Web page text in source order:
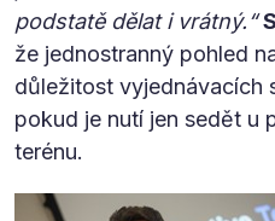
podstatě dělat i vrátný.“
že jednostranný pohled
důležitost vyjednávacích
pokud je nutí jen sedět u
terénu.